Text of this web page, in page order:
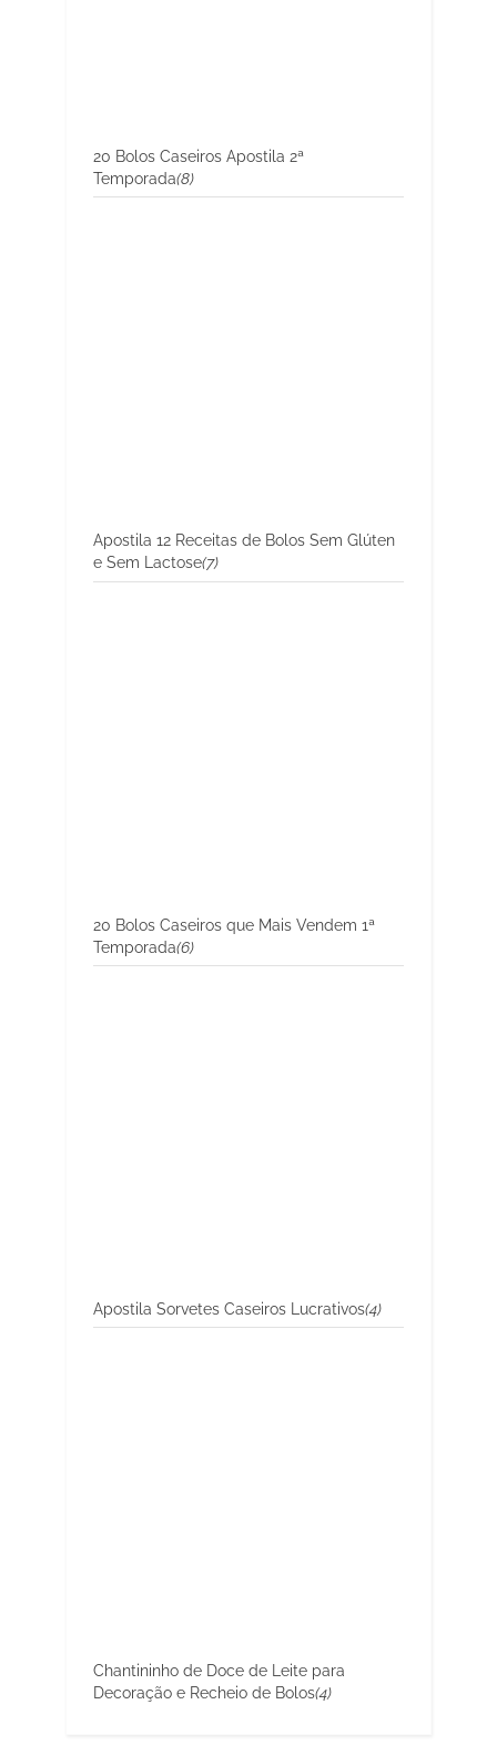
20 Bolos Caseiros Apostila 2ª
Temporada(8)
Apostila 12 Receitas de Bolos Sem Glúten
e Sem Lactose(7)
20 Bolos Caseiros que Mais Vendem 1ª
Temporada(6)
Apostila Sorvetes Caseiros Lucrativos(4)
Chantininho de Doce de Leite para
Decoração e Recheio de Bolos(4)